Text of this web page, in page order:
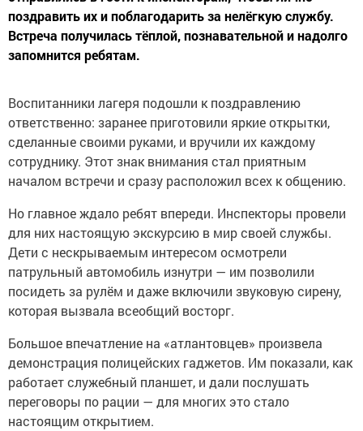
поздравить их и поблагодарить за нелёгкую службу.
Встреча получилась тёплой, познавательной и надолго
запомнится ребятам.
Воспитанники лагеря подошли к поздравлению
ответственно: заранее приготовили яркие открытки,
сделанные своими руками, и вручили их каждому
сотруднику. Этот знак внимания стал приятным
началом встречи и сразу расположил всех к общению.
Но главное ждало ребят впереди. Инспекторы провели
для них настоящую экскурсию в мир своей службы.
Дети с нескрываемым интересом осмотрели
патрульный автомобиль изнутри — им позволили
посидеть за рулём и даже включили звуковую сирену,
которая вызвала всеобщий восторг.
Большое впечатление на «атлантовцев» произвела
демонстрация полицейских гаджетов. Им показали, как
работает служебный планшет, и дали послушать
переговоры по рации — для многих это стало
настоящим открытием.